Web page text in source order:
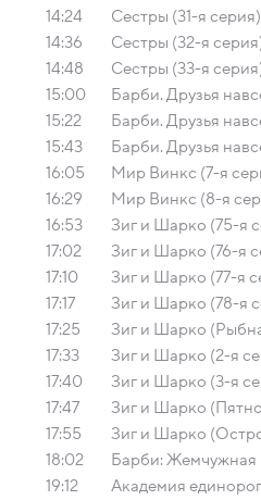
14:24
Сестры (31-я серия)
14:36
Сестры (32-я
14:48
Сестры (33-я
15:00
Барби. Друзья
15:22
Барби. Друзья
15:43
Барби. Друзья
16:05
Мир Винкс (7-я
16:29
Мир Винкс (8-я
16:53
Зиг и Шарко (75-я
17:02
Зиг и Шарко (76-я
17:10
Зиг и Шарко (77-я
17:17
Зиг и Шарко (78-я
17:25
Зиг и Шарко
17:33
Зиг и Шарко (2-я
17:40
Зиг и Шарко (3-я
17:47
Зиг и Шарко
17:55
Зиг и Шарко
18:02
Барби: Жемчужная
19:12
Академия